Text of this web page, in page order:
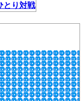
とり対戦